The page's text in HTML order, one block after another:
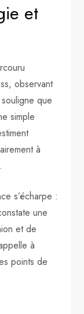
et
observant
que
simple
à
s’écharpe :
une
et de
à
points de